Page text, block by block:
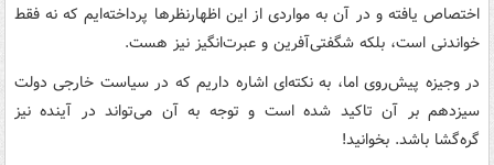
اختصاص یافته و در آن به مواردی از این اظهارنظرها پرداخته‌ایم که نه فقط
خواندنی است، بلکه شگفتی‌آفرین و عبرت‌انگیز نیز هست.
در وجیزه پیش‌روی اما، به نکته‌ای اشاره داریم که در سیاست خارجی دولت
سیزدهم بر آن تاکید شده است و توجه به آن می‌تواند در آینده نیز
گره‌گشا باشد. بخوانید!